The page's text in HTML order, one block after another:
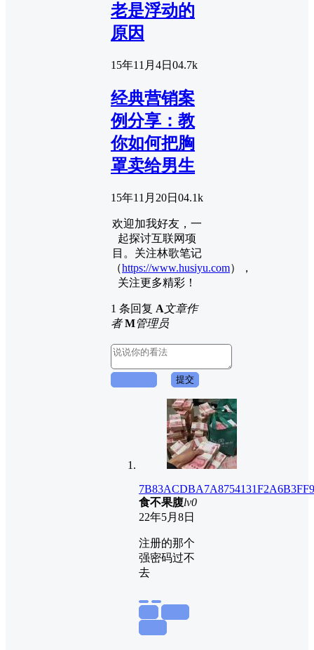
老是浮动的
原因
15年11月4日 04.7k
经典营销案
例分享：教
你如何把胸
罩卖给男生
15年11月20日 04.1k
欢迎加我好友，一
起探讨互联网项
目。关注林歌笔记
（https://www.husiyu.com），
关注更多精彩！
1 条回复 A文章作
者 M管理员
提交
食不果腹lv0
22年5月8日
注册的那个
强密码过不
去